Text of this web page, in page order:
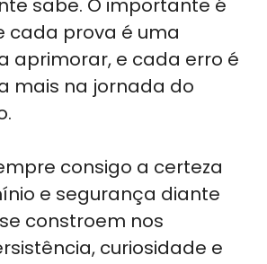
sabe. O importante é
cada prova é uma
aprimorar, e cada erro é
mais na jornada do
consigo a certeza
e segurança diante
constroem nos
curiosidade e